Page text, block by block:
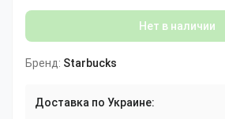
Нет в наличии
Бренд: Starbucks
Доставка по Украине: